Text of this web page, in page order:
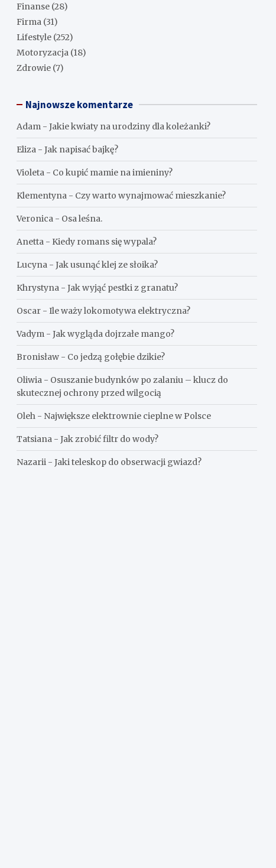
Finanse (28)
Firma (31)
Lifestyle (252)
Motoryzacja (18)
Zdrowie (7)
Najnowsze komentarze
Adam -Jakie kwiaty na urodziny dla koleżanki?
Eliza -Jak napisać bajkę?
Violeta - Co kupić mamie na imieniny?
Klementyna - Czy warto wynajmować mieszkanie?
Veronica - Osa leśna.
Anetta - Kiedy romans się wypala?
Lucyna -Jak usunąć klej ze słoika?
Khrystyna -Jak wyjąć pestki z granatu?
Oscar -Ile waży lokomotywa elektryczna?
Vadym -Jak wygląda dojrzałe mango?
Bronisław - Co jedzą gołębie dzikie?
Oliwia - Osuszanie budynków po zalaniu – klucz do
skutecznej ochrony przed wilgocią
Oleh - Największe elektrownie cieplne w Polsce
Tatsiana -Jak zrobić filtr do wody?
Nazarii -Jaki teleskop do obserwacji gwiazd?